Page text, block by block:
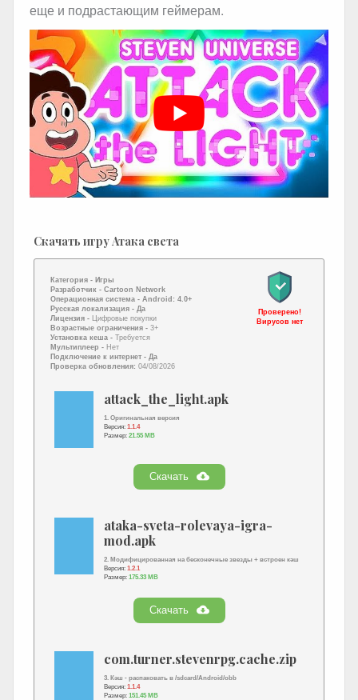
еще и подрастающим геймерам.
Скачать игру Атака света
Категория - Игры
Разработчик - Cartoon Network
Операционная система - Android: 4.0+
Русская локализация - Да
Лицензия -
Цифровые покупки
Возрастные ограничения - 3+
Установка кеша - Требуется
Мультиплеер - Нет
Подключение к интернет - Да
Проверка обновления: 04/08/2026
Проверено!
Вирусов нет
attack_the_light.apk
1. Оригинальная версия
Версия: 1.1.4
Размер: 21.55 MB
Скачать
ataka-sveta-rolevaya-igra-
mod.apk
2. Модифицированная на бесконечные звезды + встроен кэш
Версия: 1.2.1
Размер: 175.33 MB
Скачать
com.turner.stevenrpg.cache.zip
3. Кэш - распаковать в /sdcard/Android/obb
Версия: 1.1.4
Размер: 151.45 MB